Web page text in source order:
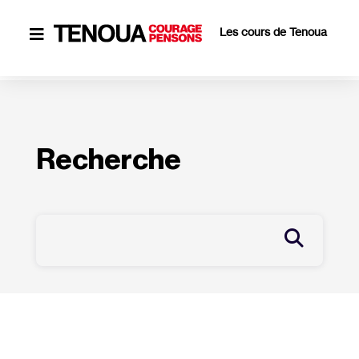
 Les cours de Tenoua
Recherche